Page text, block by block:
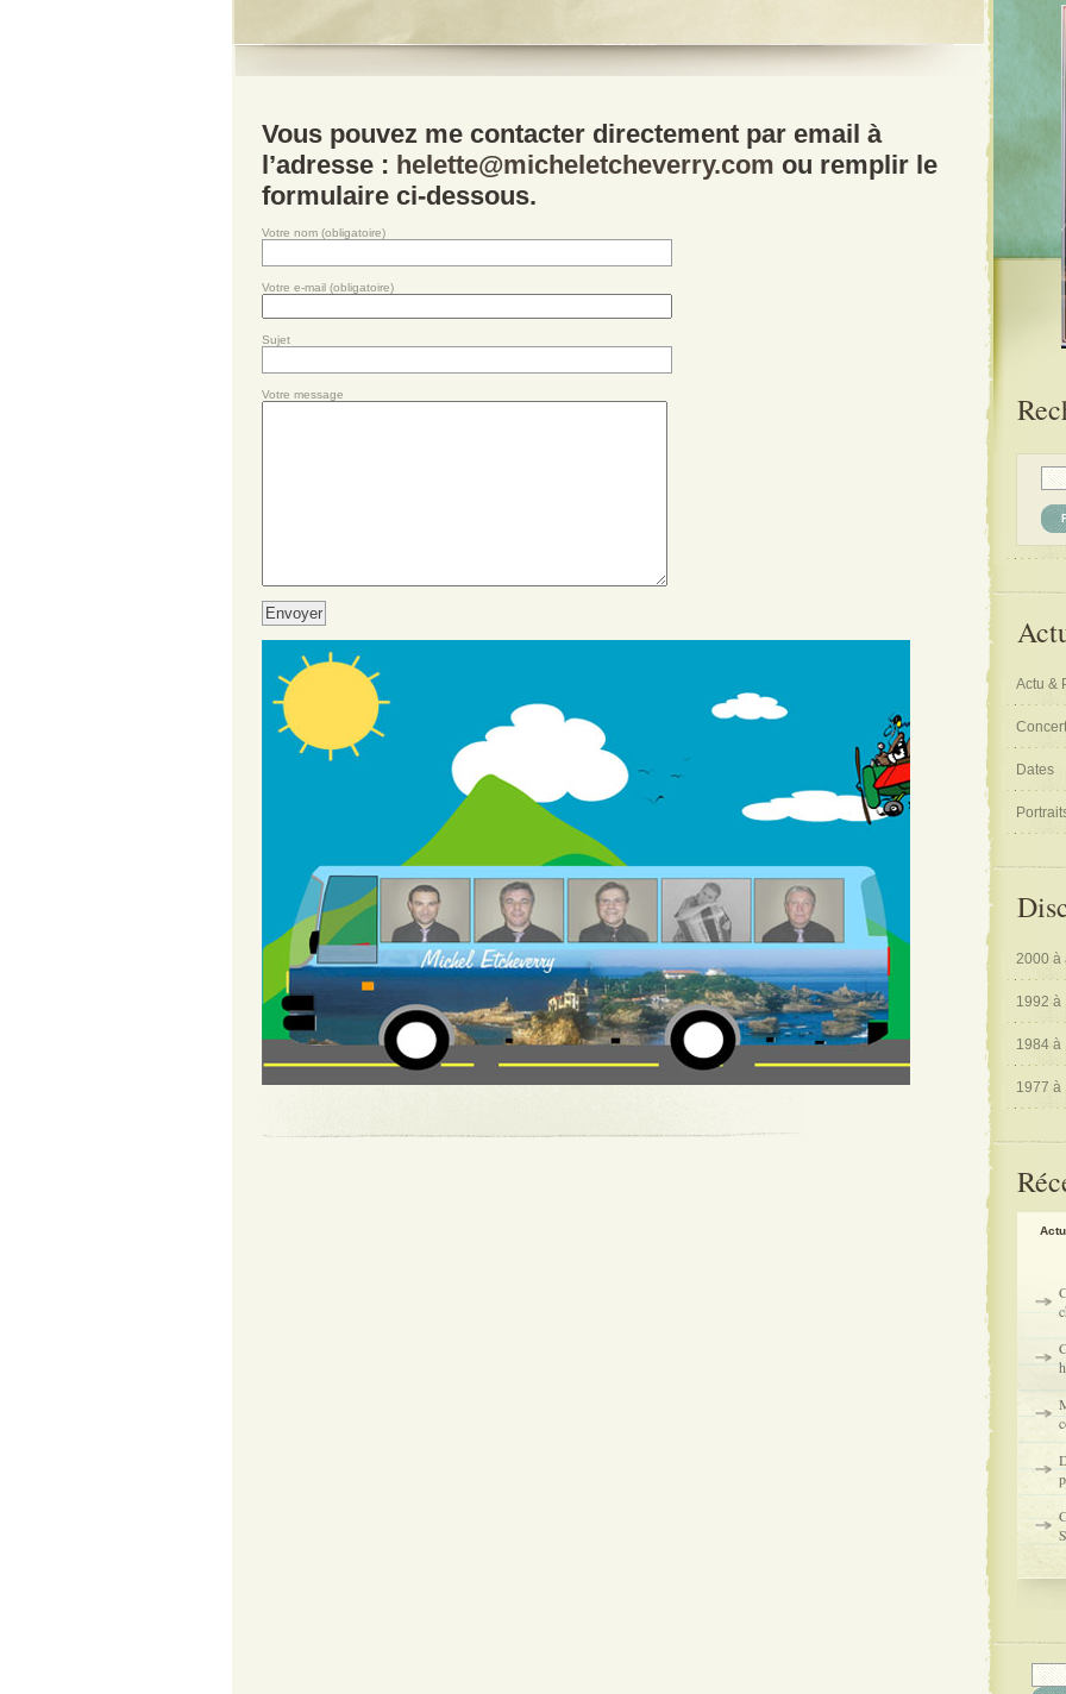
Vous pouvez me contacter directement par email à
l’adresse : helette@micheletcheverry.com ou remplir le
formulaire ci-dessous.
Votre nom (obligatoire)
Votre e-mail (obligatoire)
Sujet
Votre message
Actu &
Dates
2000 à
1992 à
1984 à
1977 à